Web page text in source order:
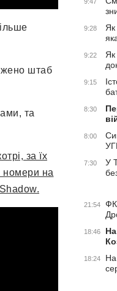
штаб
та
за їх
номери на
9:28
Як
9:22
Як
9:15
8:30
8:00
7:30
У
21:54
ФК
18:46
18:24
На